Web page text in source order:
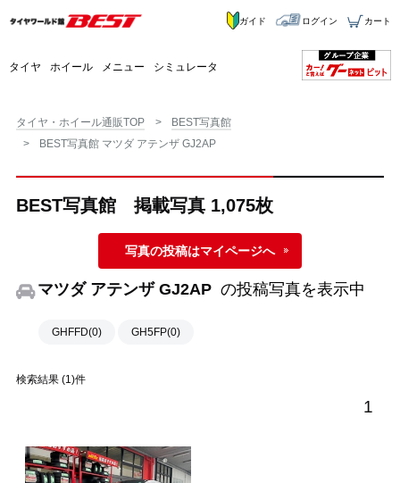
タイヤ ホイール メニュー シミュレータ
ガイド ログイン カート
タイヤ・ホイール通販TOP
BEST写真館
BEST写真館 マツダ アテンザ GJ2AP
BEST写真館 掲載写真 1,075枚
写真の投稿はマイページへ
マツダ アテンザ GJ2AP の投稿写真を表示中
GHFFD(0) GH5FP(0)
検索結果 (1)件
1